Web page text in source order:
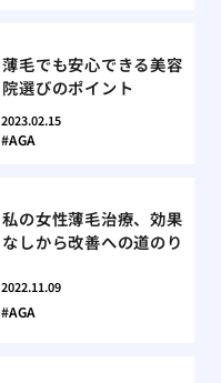
薄毛でも安心できる美容
院選びのポイント
2023.02.15
AGA
私の女性薄毛治療、効果
なしから改善への道のり
2022.11.09
AGA